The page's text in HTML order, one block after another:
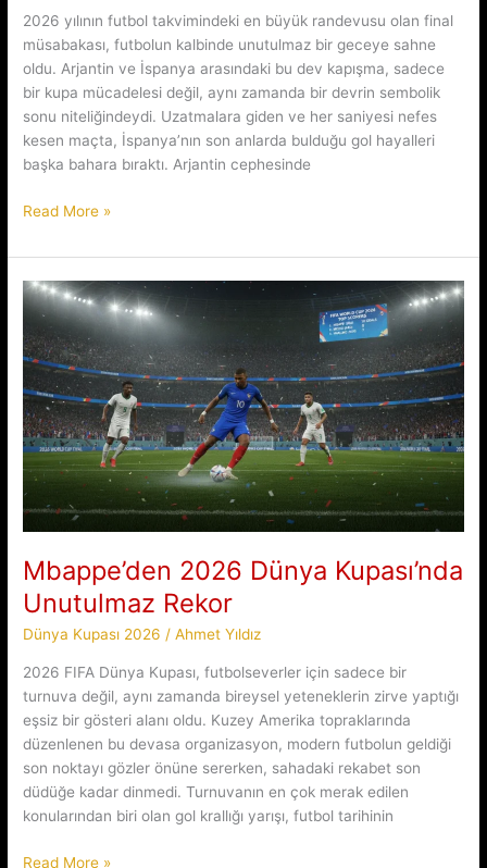
2026 yılının futbol takvimindeki en büyük randevusu olan final
müsabakası, futbolun kalbinde unutulmaz bir geceye sahne
oldu. Arjantin ve İspanya arasındaki bu dev kapışma, sadece
bir kupa mücadelesi değil, aynı zamanda bir devrin sembolik
sonu niteliğindeydi. Uzatmalara giden ve her saniyesi nefes
kesen maçta, İspanya’nın son anlarda bulduğu gol hayalleri
başka bahara bıraktı. Arjantin cephesinde
Arjantinli
Mağlubiyet
Ardındaki
Hüzünlü
Read More »
Mbappe’den 2026 Dünya Kupası’nda
Unutulmaz Rekor
Dünya Kupası 2026 /Ahmet Yıldız
2026 FIFA Dünya Kupası, futbolseverler için sadece bir
turnuva değil, aynı zamanda bireysel yeteneklerin zirve yaptığı
eşsiz bir gösteri alanı oldu. Kuzey Amerika topraklarında
düzenlenen bu devasa organizasyon, modern futbolun geldiği
son noktayı gözler önüne sererken, sahadaki rekabet son
düdüğe kadar dinmedi. Turnuvanın en çok merak edilen
konularından biri olan gol krallığı yarışı, futbol tarihinin
Mbappe’den
Read More »